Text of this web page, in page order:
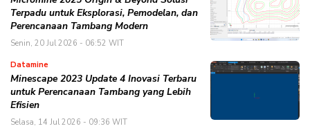
Terpadu untuk Eksplorasi, Pemodelan, dan
Perencanaan Tambang Modern
Senin, 20 Jul 2026 - 06:52 WIT
Datamine
Minescape 2023 Update 4 Inovasi Terbaru
untuk Perencanaan Tambang yang Lebih
Efisien
Selasa, 14 Jul 2026 - 09:36 WIT